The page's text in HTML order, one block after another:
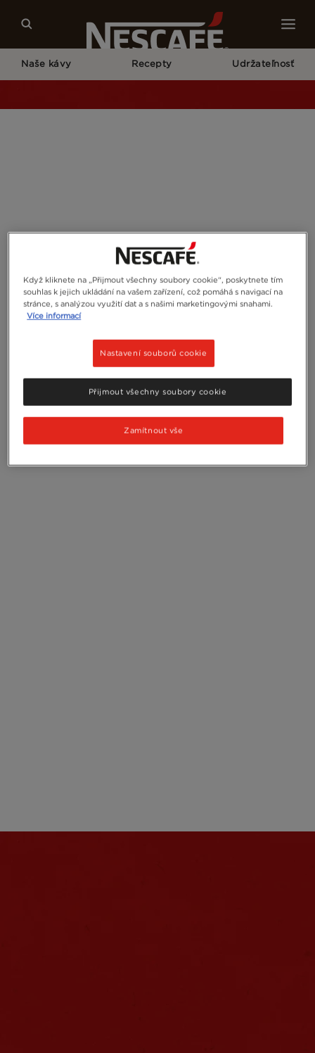
Naše kávy Recepty Udržateľnosť
Vyhraj EUROVÍKEND S NESCAFÉ 3in1!
Když kliknete na „Přijmout všechny soubory cookie“, poskytnete tím
souhlas k jejich ukládání na vašem zařízení, což pomáhá s navigací na
stránce, s analýzou využití dat a s našimi marketingovými snahami.
Více informací
Nastavení souborů cookie
Zamítnout vše
Přijmout všechny soubory cookie